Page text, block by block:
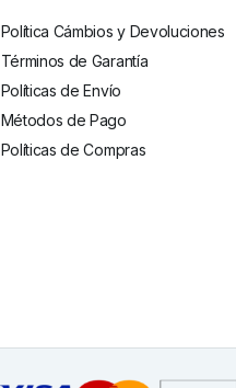
Política Cámbios y Devoluciones
Términos de Garantía
Políticas de Envío
Métodos de Pago
Políticas de Compras